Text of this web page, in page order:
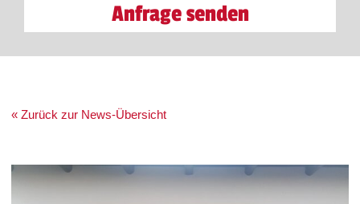
Anfrage senden
« Zurück zur News-Übersicht